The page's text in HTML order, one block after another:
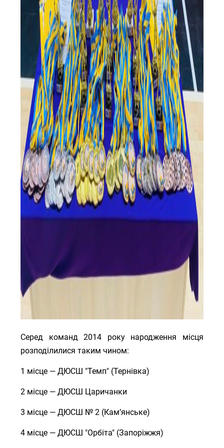
Серед команд 2014 року народження місця
розподілилися таким чином:
1 місце — ДЮСШ "Темп" (Тернівка)
2 місце — ДЮСШ Царичанки
3 місце — ДЮСШ № 2 (Кам’янське)
4 місце — ДЮСШ "Орбіта" (Запоріжжя)